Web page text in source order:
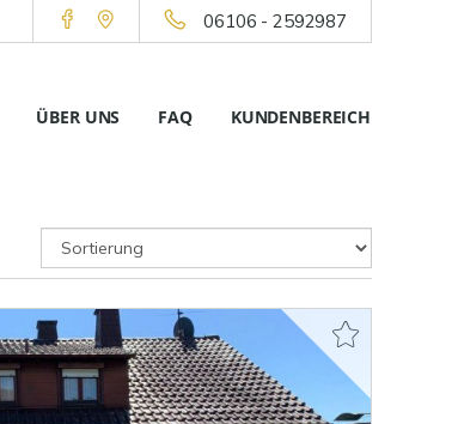
06106 - 2592987
ÜBER UNS FAQ KUNDENBEREICH